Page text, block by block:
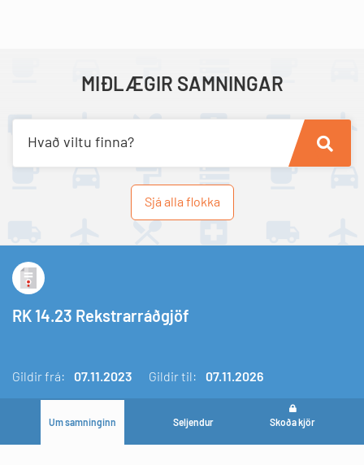
MIÐLÆGIR SAMNINGAR
Hvað viltu finna?
Sjá alla flokka
RK 14.23 Rekstrarráðgjöf
Um samninginn Seljendur Skoða kjör
Gildirfrá: 07.11.2023 Gildir til: 07.11.2026